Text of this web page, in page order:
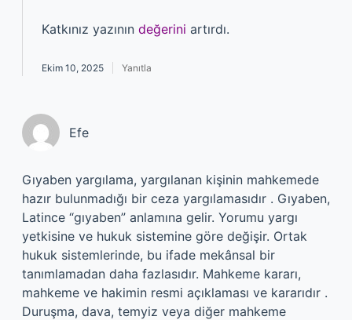
Katkınız yazının değerini artırdı.
Ekim 10, 2025 Yanıtla
Efe
Gıyaben yargılama, yargılanan kişinin mahkemede
hazır bulunmadığı bir ceza yargılamasıdır . Gıyaben,
Latince “gıyaben” anlamına gelir. Yorumu yargı
yetkisine ve hukuk sistemine göre değişir. Ortak
hukuk sistemlerinde, bu ifade mekânsal bir
tanımlamadan daha fazlasıdır. Mahkeme kararı,
mahkeme ve hakimin resmi açıklaması ve kararıdır .
Duruşma, dava, temyiz veya diğer mahkeme